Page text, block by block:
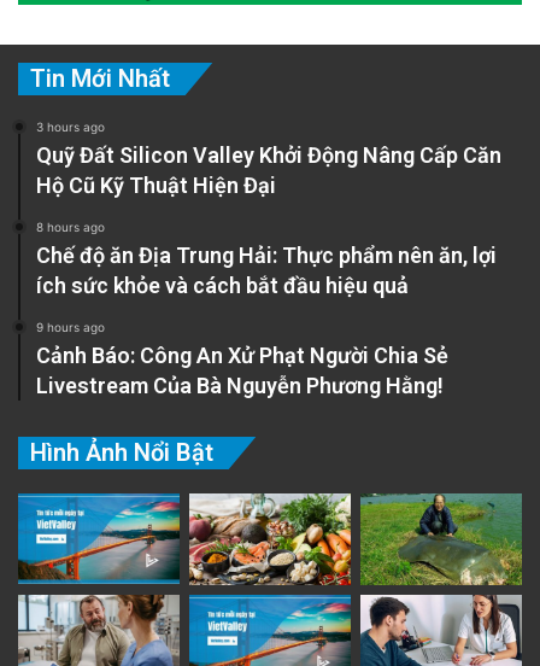
Tin Mới Nhất
3 hours ago
Quỹ Đất Silicon Valley Khởi Động Nâng Cấp Căn
Hộ Cũ Kỹ Thuật Hiện Đại
8 hours ago
Chế độ ăn Địa Trung Hải: Thực phẩm nên ăn, lợi
ích sức khỏe và cách bắt đầu hiệu quả
9 hours ago
Cảnh Báo: Công An Xử Phạt Người Chia Sẻ
Livestream Của Bà Nguyễn Phương Hằng!
Hình Ảnh Nổi Bật